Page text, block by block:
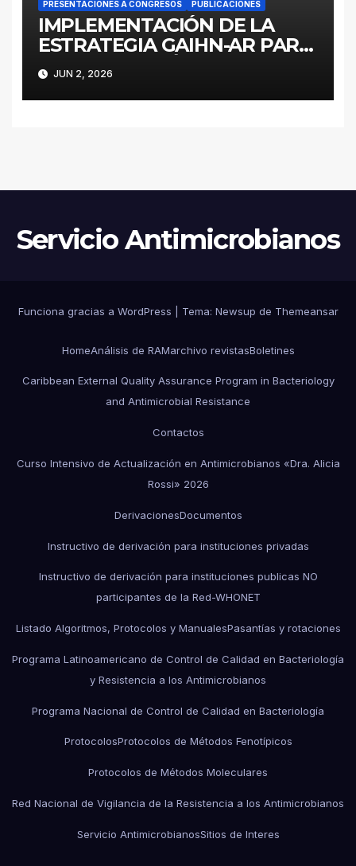
PRESENTACIONES A CONGRESOS PUBLICACIONES
IMPLEMENTACIÓN DE LA
ESTRATEGIA GAIHN-AR PARA
LA CONTENCIÓN DE
ENTEROBACTERALES
PRODUCTORES DE
ARGENTINA
JUN 2, 2026
Servicio Antimicrobianos
Funciona gracias a WordPress Tema: Newsup de Themeansar
HomeAnálisis de RAMarchivo revistasBoletines
Caribbean External Quality Assurance Program in Bacteriology
and Antimicrobial Resistance
Contactos
Curso Intensivo de Actualización en Antimicrobianos «Dra. Alicia
Rossi» 2026
DerivacionesDocumentos
Instructivo de derivación para instituciones privadas
Instructivo de derivación para instituciones publicas NO
participantes de la Red-WHONET
Listado Algoritmos, Protocolos y ManualesPasantías y rotaciones
Programa Latinoamericano de Control de Calidad en Bacteriología
y Resistencia a los Antimicrobianos
Programa Nacional de Control de Calidad en Bacteriología
ProtocolosProtocolos de Métodos Fenotípicos
Protocolos de Métodos Moleculares
Red Nacional de Vigilancia de la Resistencia a los Antimicrobianos
Servicio AntimicrobianosSitios de Interes